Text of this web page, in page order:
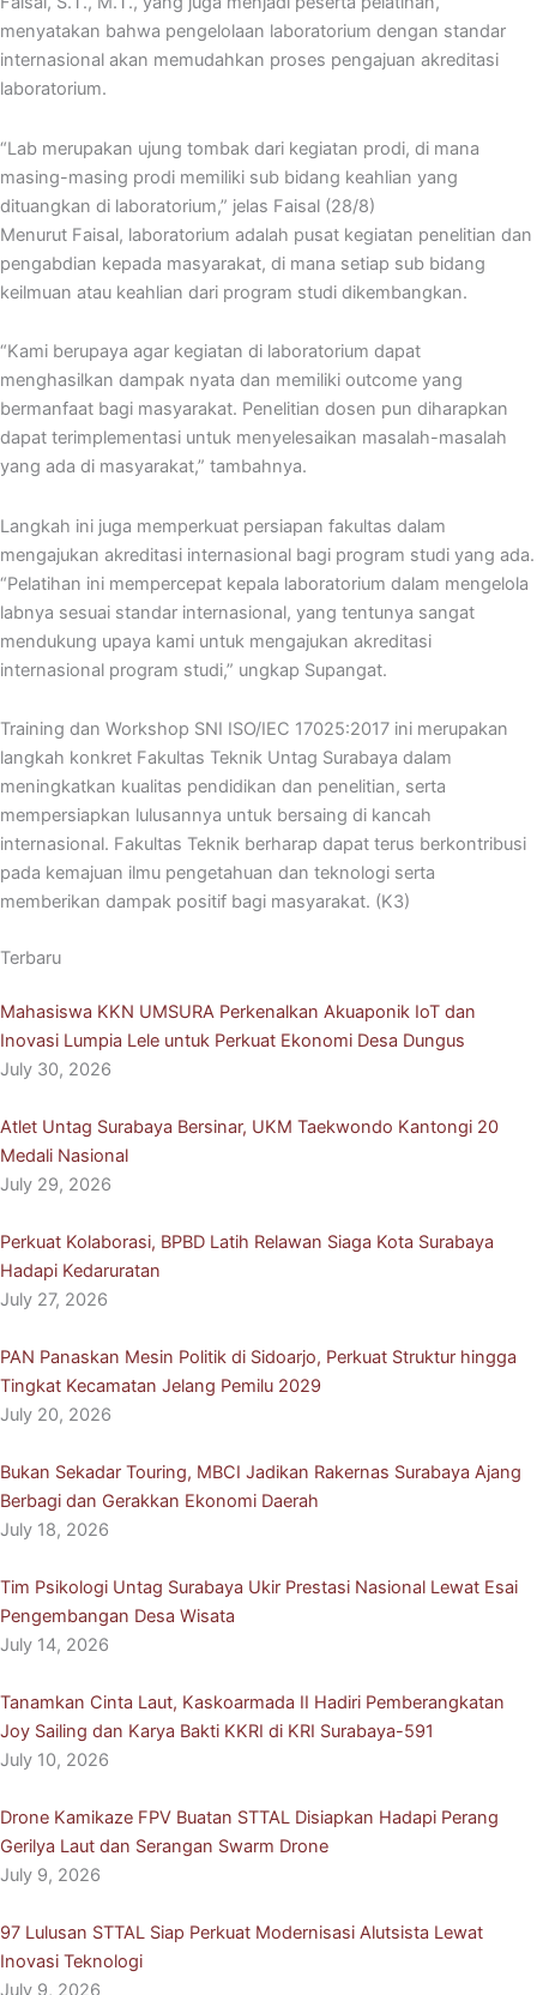
menyatakan bahwa pengelolaan laboratorium dengan standar
internasional akan memudahkan proses pengajuan akreditasi
laboratorium.
“Lab merupakan ujung tombak dari kegiatan prodi, di mana
masing-masing prodi memiliki sub bidang keahlian yang
dituangkan di laboratorium,” jelas Faisal (28/8)
Menurut Faisal, laboratorium adalah pusat kegiatan penelitian dan
pengabdian kepada masyarakat, di mana setiap sub bidang
keilmuan atau keahlian dari program studi dikembangkan.
“Kami berupaya agar kegiatan di laboratorium dapat
menghasilkan dampak nyata dan memiliki outcome yang
bermanfaat bagi masyarakat. Penelitian dosen pun diharapkan
dapat terimplementasi untuk menyelesaikan masalah-masalah
yang ada di masyarakat,” tambahnya.
Langkah ini juga memperkuat persiapan fakultas dalam
mengajukan akreditasi internasional bagi program studi yang ada.
“Pelatihan ini mempercepat kepala laboratorium dalam mengelola
labnya sesuai standar internasional, yang tentunya sangat
mendukung upaya kami untuk mengajukan akreditasi
internasional program studi,” ungkap Supangat.
Training dan Workshop SNI ISO/IEC 17025:2017 ini merupakan
langkah konkret Fakultas Teknik Untag Surabaya dalam
meningkatkan kualitas pendidikan dan penelitian, serta
mempersiapkan lulusannya untuk bersaing di kancah
internasional. Fakultas Teknik berharap dapat terus berkontribusi
pada kemajuan ilmu pengetahuan dan teknologi serta
memberikan dampak positif bagi masyarakat. (K3)
Terbaru
Mahasiswa KKN UMSURA Perkenalkan Akuaponik IoT dan
Inovasi Lumpia Lele untuk Perkuat Ekonomi Desa Dungus
July 30, 2026
Atlet Untag Surabaya Bersinar, UKM Taekwondo Kantongi 20
Medali Nasional
July 29, 2026
Perkuat Kolaborasi, BPBD Latih Relawan Siaga Kota Surabaya
Hadapi Kedaruratan
July 27, 2026
PAN Panaskan Mesin Politik di Sidoarjo, Perkuat Struktur hingga
Tingkat Kecamatan Jelang Pemilu 2029
July 20, 2026
Bukan Sekadar Touring, MBCI Jadikan Rakernas Surabaya Ajang
Berbagi dan Gerakkan Ekonomi Daerah
July 18, 2026
Tim Psikologi Untag Surabaya Ukir Prestasi Nasional Lewat Esai
Pengembangan Desa Wisata
July 14, 2026
Tanamkan Cinta Laut, Kaskoarmada II Hadiri Pemberangkatan
Joy Sailing dan Karya Bakti KKRI di KRI Surabaya-591
July 10, 2026
Drone Kamikaze FPV Buatan STTAL Disiapkan Hadapi Perang
Gerilya Laut dan Serangan Swarm Drone
July 9, 2026
97 Lulusan STTAL Siap Perkuat Modernisasi Alutsista Lewat
Inovasi Teknologi
July 9, 2026